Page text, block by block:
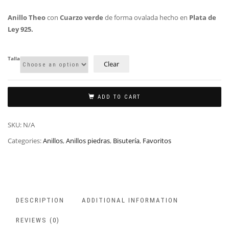
Anillo Theocon Cuarzo verde de forma ovalada hecho en Plata de
Ley 925.
Talla
Clear
ADD TO CART
SKU: N/A
Categories:Anillos,Anillos piedras, Bisutería, Favoritos
DESCRIPTION ADDITIONAL INFORMATION
REVIEWS (0)